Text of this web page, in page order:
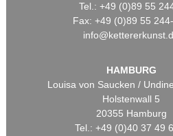
Tel.: +49 (0)89 55
Fax: +49 (0)89 55
HAMBURG
Louisa von Saucken /
Holstenwall 5
20355 Hamburg
Tel.: +49 (0)40 37 49